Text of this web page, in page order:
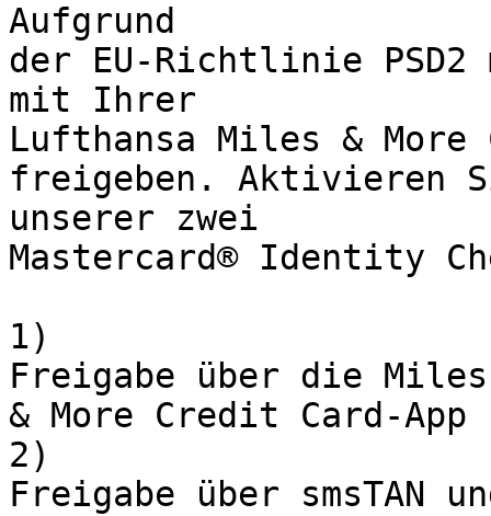
Aufgrund
der EU-Richtlinie PSD2
mit Ihrer
Lufthansa Miles &
freigeben. Aktivieren
unserer zwei
Mastercard® Identity
1)
Freigabe über die Miles
& More Credit Card-App
2)
Freigabe über smsTAN